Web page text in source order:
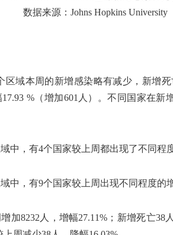
数据来源：Johns Hopkins University
域本周的新增感染略有减少，新增
17.93 %（增加601人）。不同国家在
中，有4个国家较上周都出现了不同程
中，有9个国家较上周出现不同程度的
加8232人，增幅27.11%；新增死亡38